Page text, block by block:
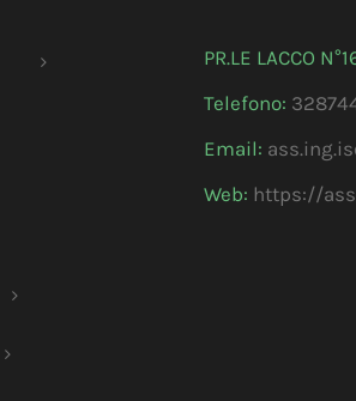
PR.LE LACCO
Telefono:
Email:
Web: https://